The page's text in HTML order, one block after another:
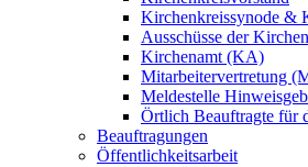
Kirchenkreissynode &
Ausschüsse der
Kirchenamt (KA)
Mitarbeitervertretung
Meldestelle
Örtlich Beauftragte für
Beauftragungen
Öffentlichkeitsarbeit